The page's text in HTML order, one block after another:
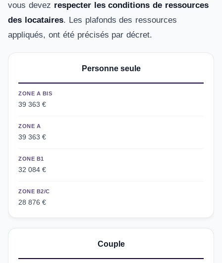
vous devez respecter les conditions de ressources
des locataires. Les plafonds des ressources
appliqués, ont été précisés par décret.
Personne seule
ZONE A BIS
39 363 €
ZONE A
39 363 €
ZONE B1
32 084 €
ZONE B2/C
28 876 €
Couple